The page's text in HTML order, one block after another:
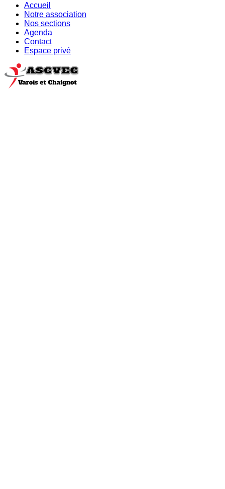
Accueil
Notre association
Nos sections
Agenda
Contact
Espace privé